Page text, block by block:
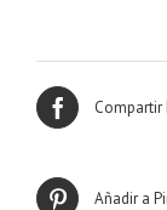
Compartir
Añadir a